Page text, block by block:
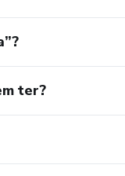
ter?